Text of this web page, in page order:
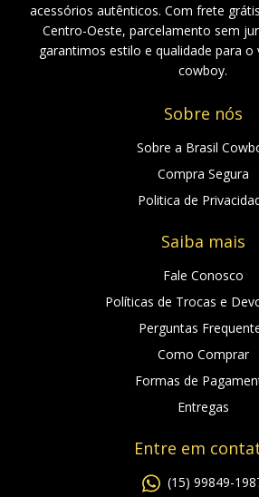
acessórios autênticos. Com frete
Centro-Oeste, parcelamento sem
garantimos estilo e qualidade para o
cowboy.
Sobre nós
Sobre a Brasil
Compra Segura
Politica de
Saiba mais
Fale Conosco
Políticas de Trocas e
Perguntas
Como Comprar
Formas de
Entregas
Entre em
(15) 99849-